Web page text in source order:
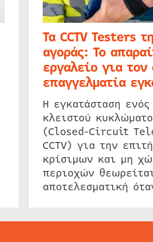
Τα CCTV Testers
αγοράς: Το
εργαλείο για τον
επαγγελματία
Η εγκατάσταση ενός
κλειστού
(Closed-Circuit
CCTV) για την
κρίσιμων και μη
περιοχών
αποτελεσματική